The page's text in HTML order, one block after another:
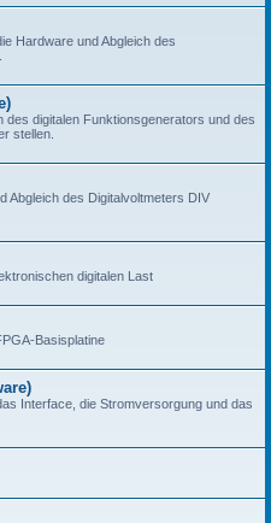
Hardware und Abgleich des
des digitalen Funktionsgenerators und des
stellen.
Abgleich des Digitalvoltmeters DIV
digitalen Last
Basisplatine
Interface, die Stromversorgung und das